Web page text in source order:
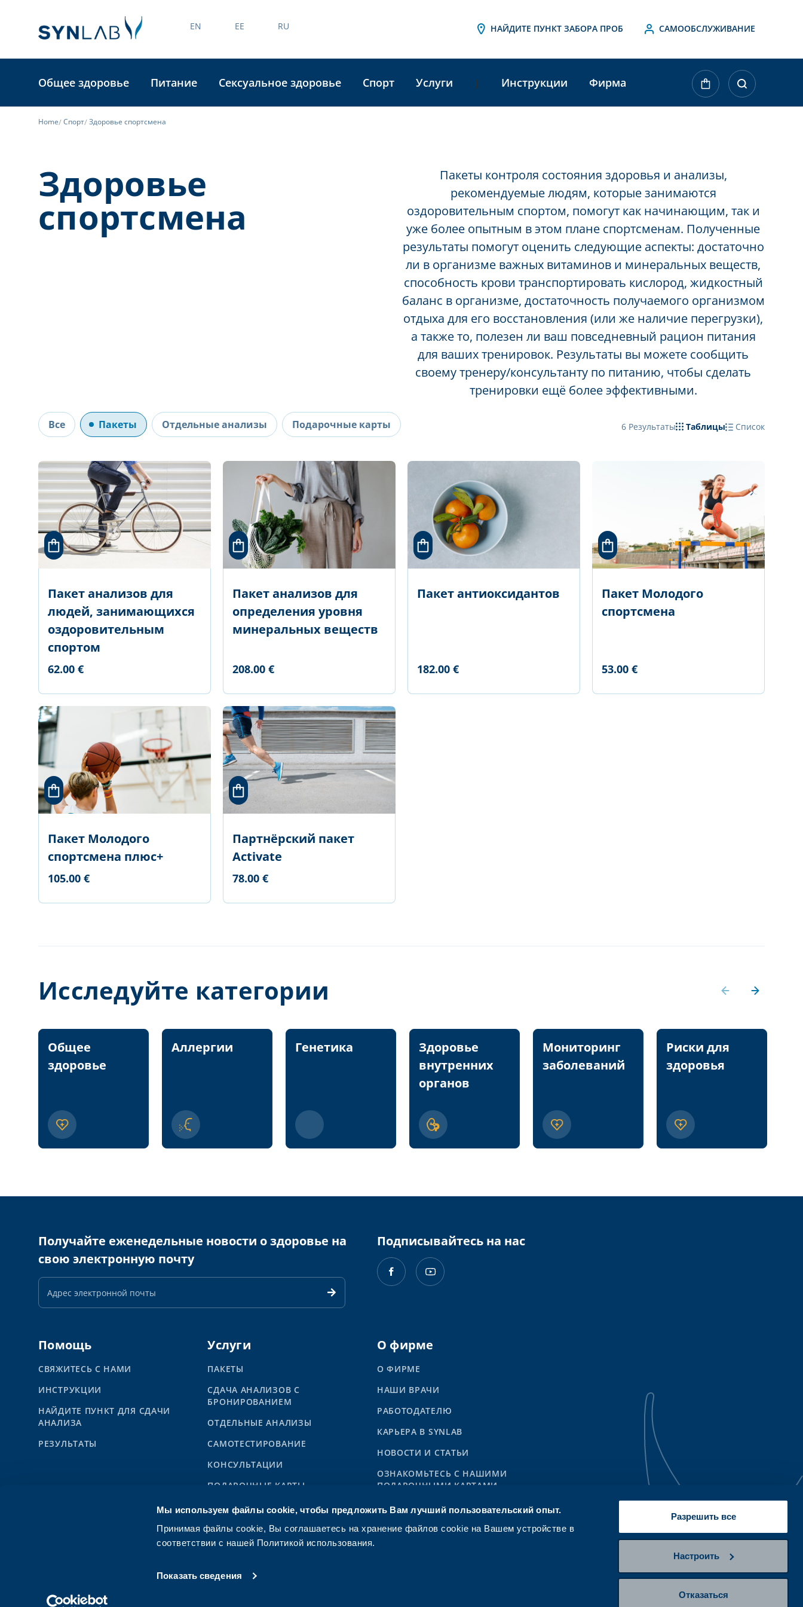
Мы используем файлы cookie, чтобы предложить Вам лучший пользовательский опыт.
Принимая файлы cookie, Вы соглашаетесь на хранение файлов cookie на Вашем устройстве в
соответствии с нашей Политикой использования.
Показать сведения
Разрешить все
Настроить
Отказаться
EN EE RU НАЙДИТЕ ПУНКТ ЗАБОРА ПРОБ САМООБСЛУЖИВАНИЕ
Общее здоровье Питание Сексуальное здоровье Спорт Услуги | Инструкции Фирма
Home Спорт Здоровье спортсмена
Здоровье
спортсмена
Пакеты контроля состояния здоровья и анализы,
рекомендуемые людям, которые занимаются
оздоровительным спортом, помогут как начинающим, так и
уже более опытным в этом плане спортсменам. Полученные
результаты помогут оценить следующие аспекты: достаточно
ли в организме важных витаминов и минеральных веществ,
способность крови транспортировать кислород, жидкостный
баланс в организме, достаточность получаемого организмом
отдыха для его восстановления (или же наличие перегрузки),
а также то, полезен ли ваш повседневный рацион питания
для ваших тренировок. Результаты вы можете сообщить
своему тренеру/консультанту по питанию, чтобы сделать
тренировки ещё более эффективными.
Все Пакеты Отдельные анализы Подарочные карты 6 Результаты Таблицы Список
Пакет анализов для
людей, занимающихся
оздоровительным
спортом
62.00 €
Пакет анализов для
определения уровня
минеральных веществ
208.00 €
Пакет антиоксидантов
182.00 €
Пакет Молодого
спортсмена
53.00 €
Пакет Молодого
спортсмена плюс+
105.00 €
Партнёрский пакет
Activate
78.00 €
Исследуйте категории
Общее
здоровье
Аллергии Генетика
Здоровье
внутренних
органов
Мониторинг
заболеваний
Риски для
здоровья
Получайте еженедельные новости о здоровье на
свою электронную почту
Адрес
почты
Подписывайтесь на нас
Помощь
СВЯЖИТЕСЬ С НАМИ
ИНСТРУКЦИИ
НАЙДИТЕ ПУНКТ ДЛЯ СДАЧИ
АНАЛИЗА
PЕЗУЛЬТАТЫ
Услуги
ПАКЕТЫ
СДАЧА АНАЛИЗОВ С
БРОНИРОВАНИЕМ
ОТДЕЛЬНЫЕ АНАЛИЗЫ
САМОТЕСТИРОВАНИЕ
КОНСУЛЬТАЦИИ
ПОДАРОЧНЫЕ КАРТЫ
АВТОБУС SYNLAB
ДЕТИ
О фирме
О ФИРМЕ
НАШИ ВРАЧИ
РАБОТОДАТЕЛЮ
КАРЬЕРА В SYNLAB
НОВОСТИ И СТАТЬИ
ОЗНАКОМЬТЕСЬ С НАШИМИ
ПОДАРОЧНЫМИ КАРТАМИ